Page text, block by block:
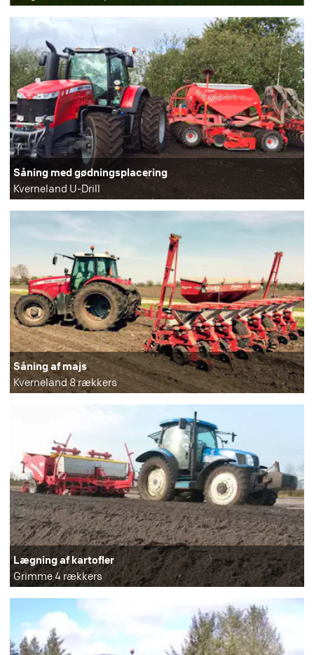
Såning med gødningsplacering
Kverneland U-Drill
Såning af majs
Kverneland 8 rækkers
Lægning af kartofler
Grimme 4 rækkers